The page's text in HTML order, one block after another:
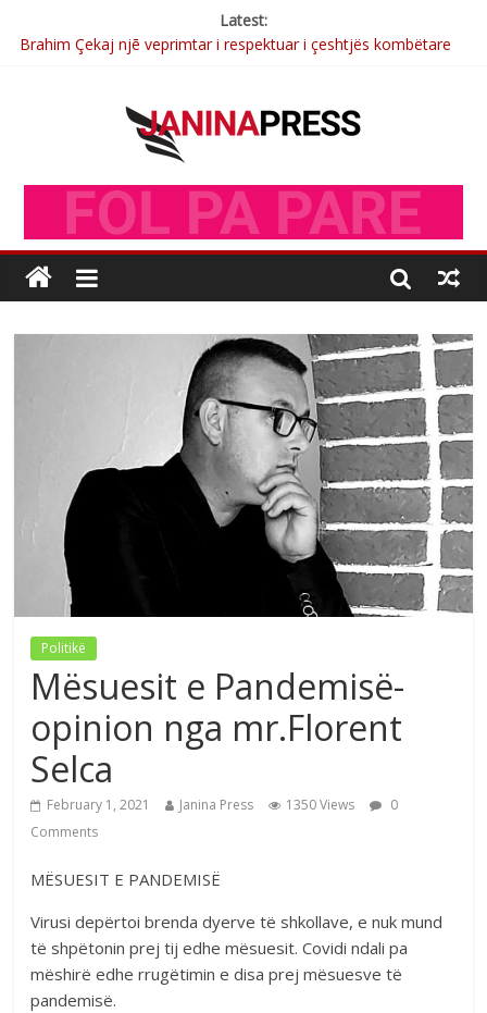
Latest:
Brahim Çekaj njē veprimtar i respektuar i çeshtjës kombëtare
Çlirimtari Agron Gërvalla me takime pune në atdhe të shoqerisë
Mimoza Gjoni artiste e mirëfilltë e këngës shqiptare
Nga Elmije Ajazi e nderuar
Politikë
Mësuesit e Pandemisë-
opinion nga mr.Florent
Selca
February 1, 2021 Janina Press 1350 Views
0
Comments
MËSUESIT E PANDEMISË
Virusi depërtoi brenda dyerve të shkollave, e nuk mund
të shpëtonin prej tij edhe mësuesit. Covidi ndali pa
mëshirë edhe rrugëtimin e disa prej mësuesve të
pandemisë.